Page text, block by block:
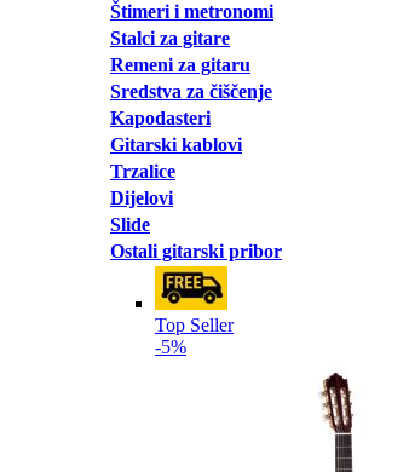
Štimeri i metronomi
Stalci za gitare
Remeni za gitaru
Sredstva za čiščenje
Kapodasteri
Gitarski kablovi
Trzalice
Dijelovi
Slide
Ostali gitarski pribor
Top Seller
-5%